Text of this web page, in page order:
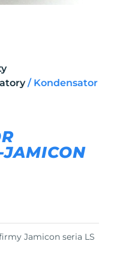
/ Kondensator
Jamicon seria LS